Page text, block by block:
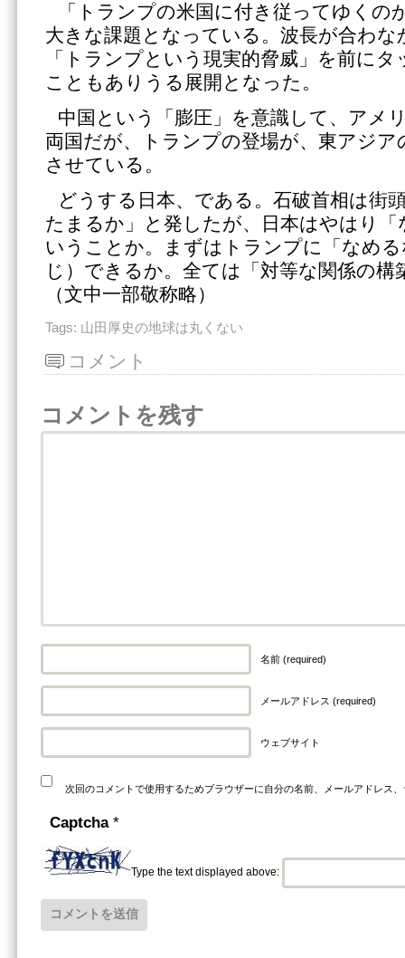
「トランプの米国に付き従ってゆくの
大きな課題となっている。波長が合わな
「トランプという現実的脅威」を前に
こともありうる展開となった。
中国という「膨圧」を意識して、アメ
両国だが、トランプの登場が、東アジア
させている。
どうする日本、である。石破首相は街
たまるか」と発したが、日本はやはり
いうことか。まずはトランプに「なめ
じ）できるか。全ては「対等な関係の構
（文中一部敬称略）
Tags: 山田厚史の地球は丸くない
コメント
コメントを残す
名前 (required)
メールアドレス (required)
ウェブサイト
次回のコメントで使用するためブラウザーに自分の名前、メールアドレス
Captcha *
Type the text displayed above: